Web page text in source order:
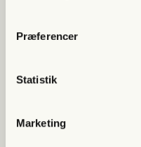
Præferencer
Statistik
Marketing
Youssef Khater tager til
01 april 2022